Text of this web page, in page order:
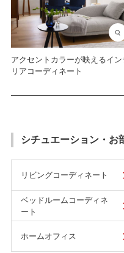
アクセントカラーが映えるイン
リアコーディネート
シチュエーション・お
リビングコーディネート
ベッドルームコーディネ
ート
ホームオフィス